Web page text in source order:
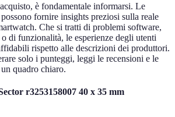
è fondamentale informarsi. Le
fornire insights preziosi sulla reale
Che si tratti di problemi software,
di funzionalità, le esperienze degli utenti
rispetto alle descrizioni dei produttori.
solo i punteggi, leggi le recensioni e le
quadro chiaro.
r3253158007 40 x 35 mm